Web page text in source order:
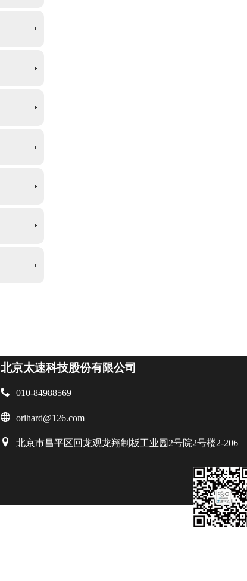
北京太速科技股份有限公司
 010-84988569
 orihard@126.com
 北京市昌平区回龙观龙翔制板工业园2号院2号楼2-206